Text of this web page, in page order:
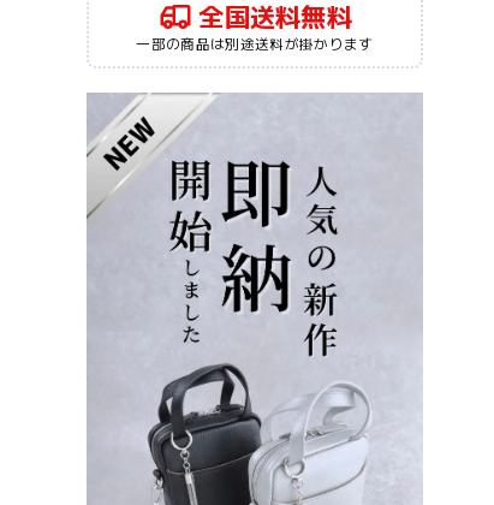
全国送料無料
一部の商品は別途送料が掛かります